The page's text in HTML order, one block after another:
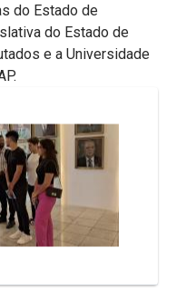
do Estado de
do Estado de
e a Universidade